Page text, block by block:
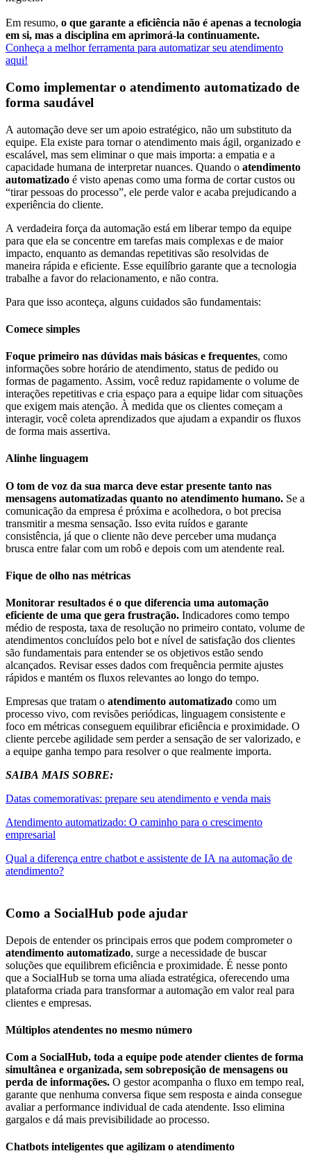
Em resumo, o que garante a eficiência não é apenas a tecnologia
em si, mas a disciplina em aprimorá-la continuamente.
Conheça a melhor ferramenta para automatizar seu atendimento
aqui!
Como implementar o atendimento automatizado de
forma saudável
A automação deve ser um apoio estratégico, não um substituto da
equipe. Ela existe para tornar o atendimento mais ágil, organizado e
escalável, mas sem eliminar o que mais importa: a empatia e a
capacidade humana de interpretar nuances. Quando o atendimento
automatizado é visto apenas como uma forma de cortar custos ou
“tirar pessoas do processo”, ele perde valor e acaba prejudicando a
experiência do cliente.
A verdadeira força da automação está em liberar tempo da equipe
para que ela se concentre em tarefas mais complexas e de maior
impacto, enquanto as demandas repetitivas são resolvidas de
maneira rápida e eficiente. Esse equilíbrio garante que a tecnologia
trabalhe a favor do relacionamento, e não contra.
Para que isso aconteça, alguns cuidados são fundamentais:
Comece simples
Foque primeiro nas dúvidas mais básicas e frequentes, como
informações sobre horário de atendimento, status de pedido ou
formas de pagamento. Assim, você reduz rapidamente o volume de
interações repetitivas e cria espaço para a equipe lidar com situações
que exigem mais atenção. À medida que os clientes começam a
interagir, você coleta aprendizados que ajudam a expandir os fluxos
de forma mais assertiva.
Alinhe linguagem
O tom de voz da sua marca deve estar presente tanto nas
mensagens automatizadas quanto no atendimento humano. Se a
comunicação da empresa é próxima e acolhedora, o bot precisa
transmitir a mesma sensação. Isso evita ruídos e garante
consistência, já que o cliente não deve perceber uma mudança
brusca entre falar com um robô e depois com um atendente real.
Fique de olho nas métricas
Monitorar resultados é o que diferencia uma automação
eficiente de uma que gera frustração. Indicadores como tempo
médio de resposta, taxa de resolução no primeiro contato, volume de
atendimentos concluídos pelo bot e nível de satisfação dos clientes
são fundamentais para entender se os objetivos estão sendo
alcançados. Revisar esses dados com frequência permite ajustes
rápidos e mantém os fluxos relevantes ao longo do tempo.
Empresas que tratam o atendimento automatizado como um
processo vivo, com revisões periódicas, linguagem consistente e
foco em métricas conseguem equilibrar eficiência e proximidade. O
cliente percebe agilidade sem perder a sensação de ser valorizado, e
a equipe ganha tempo para resolver o que realmente importa.
SAIBA MAIS SOBRE:
Datas comemorativas: prepare seu atendimento e venda mais
Atendimento automatizado: O caminho para o crescimento
empresarial
Qual a diferença entre chatbot e assistente de IA na automação de
atendimento?
Como a SocialHub pode ajudar
Depois de entender os principais erros que podem comprometer o
atendimento automatizado, surge a necessidade de buscar
soluções que equilibrem eficiência e proximidade. É nesse ponto
que a SocialHub se torna uma aliada estratégica, oferecendo uma
plataforma criada para transformar a automação em valor real para
clientes e empresas.
Múltiplos atendentes no mesmo número
Com a SocialHub, toda a equipe pode atender clientes de forma
simultânea e organizada, sem sobreposição de mensagens ou
perda de informações. O gestor acompanha o fluxo em tempo real,
garante que nenhuma conversa fique sem resposta e ainda consegue
avaliar a performance individual de cada atendente. Isso elimina
gargalos e dá mais previsibilidade ao processo.
Chatbots inteligentes que agilizam o atendimento